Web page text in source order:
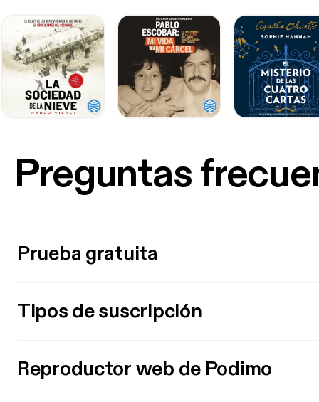
Preguntas
Prueba gratuita
Tipos de suscripción
Reproductor web de Podimo